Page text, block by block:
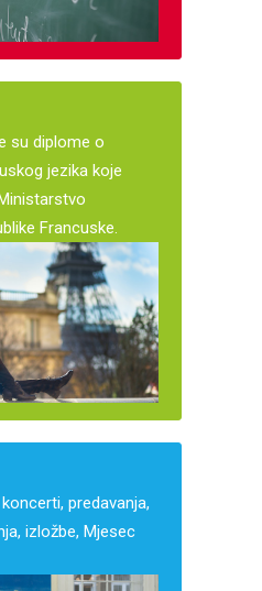
su diplome o
jezika koje
Francuske.
predavanja,
izložbe, Mjesec